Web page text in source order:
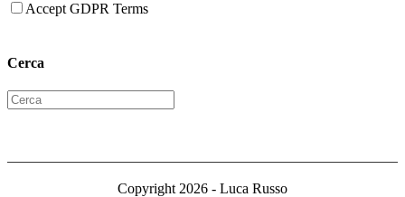
Accept GDPR Terms
Cerca
Copyright 2026 - Luca Russo